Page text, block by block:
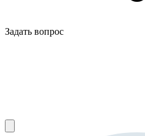
Задать вопрос